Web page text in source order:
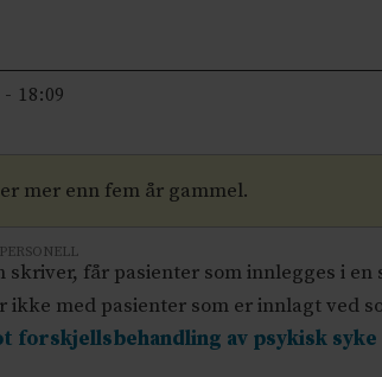
- 18:09
mer enn fem år gammel.
skriver, får pasienter som innlegges i
ikke med pasienter som er innlagt ved
forskjellsbehandling av psykisk syke